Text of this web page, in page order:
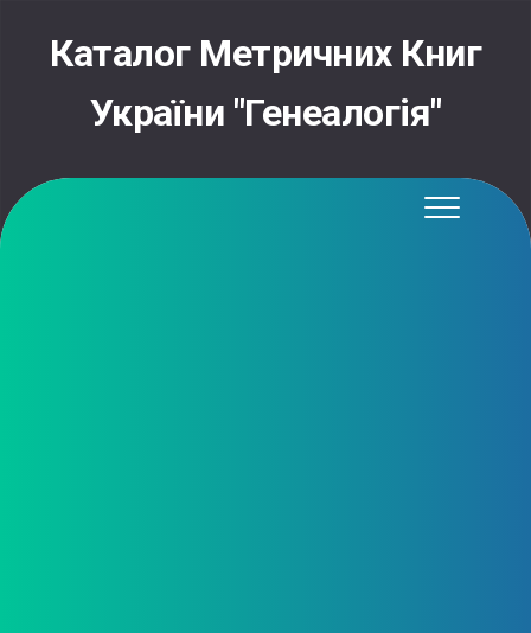
contentКаталог Метричних Книг
України "Генеалогія"